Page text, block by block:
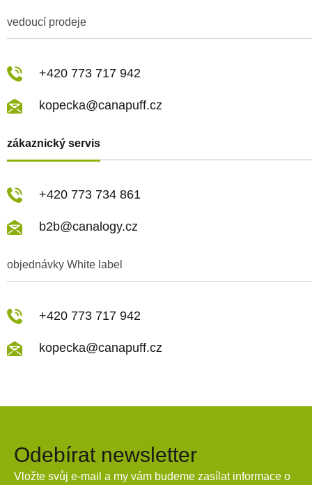
zákaznický servis
vedoucí prodeje
objednávky White label
+420 773 717 942
kopecka@canapuff.cz
+420 773 734 861
b2b@canalogy.cz
+420 773 717 942
kopecka@canapuff.cz
Odebírat newsletter
Vložte svůj e-mail a my vám budeme zasílat informace o